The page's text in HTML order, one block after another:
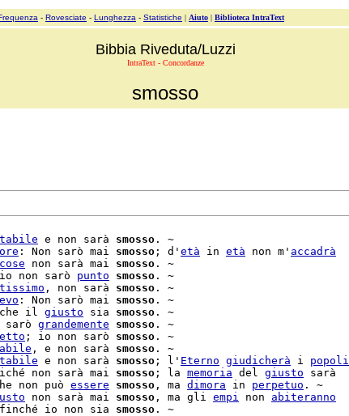
- Rovesciate - Lunghezza - Statistiche | Aiuto | Biblioteca IntraText
Bibbia Riveduta/Luzzi
IntraText - Concordanze
smosso
e non sarà smosso . ~
: Non sarò mai smosso ; d' età in età non m' accadrà
cose non sarà mai smosso . ~
non sarò punto smosso . ~
, non sarà smosso . ~
: Non sarò mai smosso . ~
il giusto sia smosso . ~
sarò
grandemente smosso . ~
; io non sarò smosso
, e non sarà smosso . ~
e non sarà smosso ; l' Eterno giudicherà i popoli
non sarà mai
smosso ; la memoria del giusto sarà
non può essere smosso , ma dimora in perpetuo . ~
non sarà mai smosso , ma gli empi non abiteranno
io non sia smosso